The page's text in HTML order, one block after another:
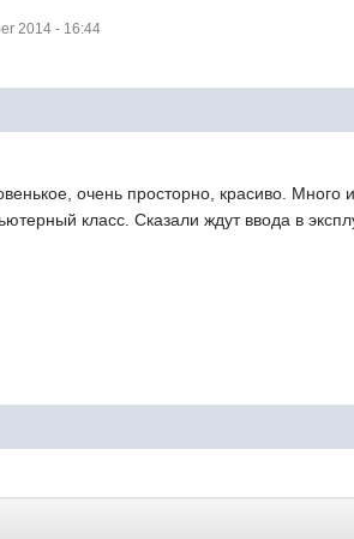
2014 - 16:44
очень просторно, красиво. Много
класс. Сказали ждут ввода в